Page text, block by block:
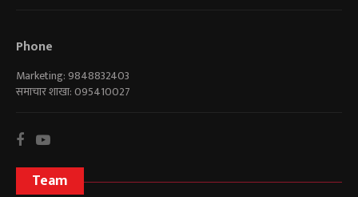
Phone
Marketing: 9848832403
समाचार शाखा: 095410027
Team